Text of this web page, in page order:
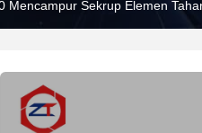
Mencampur Sekrup Elemen